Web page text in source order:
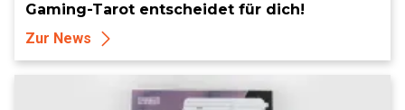
Gaming-Tarot entscheidet für dich!
Zur News